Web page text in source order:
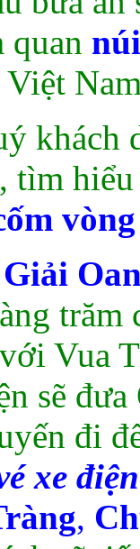
quan
, tìm
trăm
Vua
sẽ
đi
xe
,